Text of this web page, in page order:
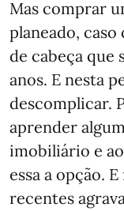
Mas comprar
planeado,
de cabeça que
anos. E nesta
descomplicar.
aprender
imobiliário e
essa a opção.
recentes